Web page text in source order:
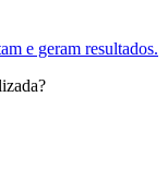
e geram resultados.